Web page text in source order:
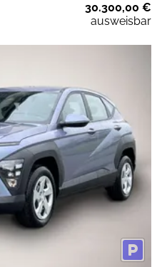
30.300,00 €
ausweisbar